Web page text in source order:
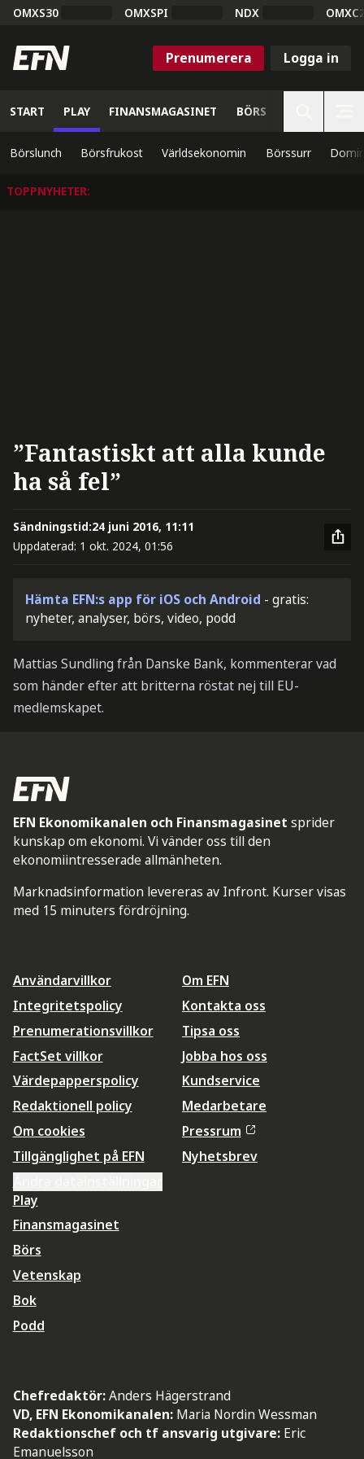
OMXS30 OMXSPI NDX
Prenumerera Logga in
START PLAY FINANSMAGASINET BÖRS
Börslunch Börsfrukost Världsekonomin Börssurr
TOPPNYHETER:
”Fantastiskt att alla kunde
ha så fel”
Sändningstid:24 juni 2016, 11:11
Uppdaterad: 1 okt. 2024, 01:56
Hämta EFN:s app för iOS och Android - gratis:
nyheter, analyser, börs, video, podd
Mattias Sundling från Danske Bank, kommenterar vad
som händer efter att britterna röstat nej till EU-
medlemskapet.
EFN Ekonomikanalen och Finansmagasinet sprider
kunskap om ekonomi. Vi vänder oss till den
ekonomiintresserade allmänheten.
Marknadsinformation levereras av Infront. Kurser visas
med 15 minuters fördröjning.
Användarvillkor
Integritetspolicy
Prenumerationsvillkor
FactSet villkor
Värdepapperspolicy
Redaktionell policy
Om cookies
Tillgänglighet på EFN
Om EFN
Kontakta oss
Tipsa oss
Jobba hos oss
Kundservice
Medarbetare
Pressrum
Nyhetsbrev
Play
Finansmagasinet
Börs
Vetenskap
Bok
Podd
Chefredaktör:Anders Hägerstrand
VD, EFN Ekonomikanalen: Maria Nordin Wessman
Redaktionschef och tf ansvarig utgivare: Eric
Emanuelsson